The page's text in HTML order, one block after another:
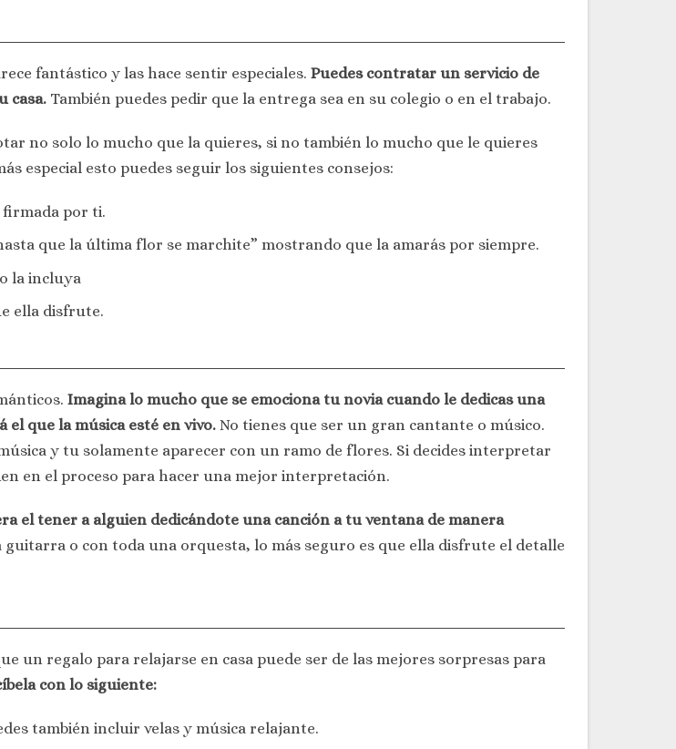
fantástico y las hace sentir especiales. Puedes contratar un servicio de
casa.También puedes pedir que la entrega sea en su colegio o en el trabajo.
no solo lo mucho que la quieres, si no también lo mucho que le quieres
especial esto puedes seguir los siguientes consejos:
por ti.
que la última flor se marchite” mostrando que la amarás por siempre.
la incluya
ella disfrute.
Imagina lo mucho que se emociona tu novia cuando le dedicas una
el que la música esté en vivo.No tienes que ser un gran cantante o músico.
y tu solamente aparecer con un ramo de flores. Si decides interpretar
en el proceso para hacer una mejor interpretación.
el tener a alguien dedicándote una canción a tu ventana de manera
guitarra o con toda una orquesta, lo más seguro es que ella disfrute el detalle
un regalo para relajarse en casa puede ser de las mejores sorpresas para
con lo siguiente:
también incluir velas y música relajante.